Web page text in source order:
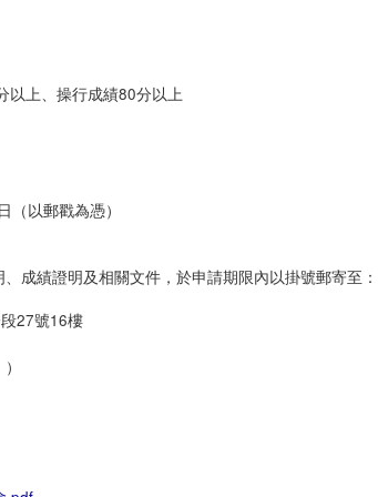
以上、操行成績80分以上
以郵戳為憑）
成績證明及相關文件，於申請期限內以掛號郵寄至：
27號16樓